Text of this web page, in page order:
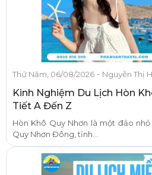
Thứ Năm, 06/08/2026 - Nguyễn Thị
Kinh Nghiệm Du Lịch Hòn
Tiết A Đến Z
Hòn Khô Quy Nhơn là một đảo
Quy Nhơn Đông, tỉnh...